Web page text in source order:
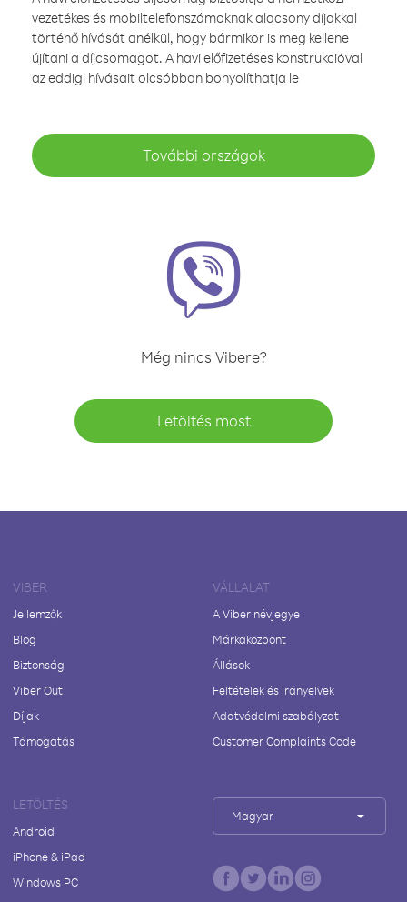
vezetékes és mobiltelefonszámoknak alacsony díjakkal
történő hívását anélkül, hogy bármikor is meg kellene
újítani a díjcsomagot. A havi előfizetéses konstrukcióval
az eddigi hívásait olcsóbban bonyolíthatja le
További országok
Még nincs Vibere?
Letöltés most
VIBER
Jellemzők
Blog
Biztonság
Viber Out
Díjak
Támogatás
VÁLLALAT
A Viber névjegye
Márkaközpont
Állások
Feltételek és irányelvek
Adatvédelmi szabályzat
Customer Complaints Code
LETÖLTÉS
Android
iPhone & iPad
Windows PC
Magyar